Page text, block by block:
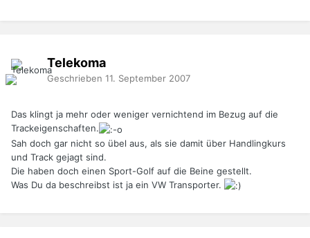
Telekoma
Geschrieben 11. September 2007
Das klingt ja mehr oder weniger vernichtend im Bezug auf die
Trackeigenschaften.
Sah doch gar nicht so übel aus, als sie damit über Handlingkurs
und Track gejagt sind.
Die haben doch einen Sport-Golf auf die Beine gestellt.
Was Du da beschreibst ist ja ein VW Transporter.